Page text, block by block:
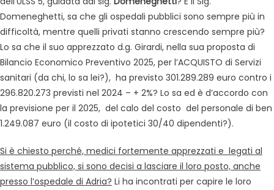
Domeneghetti, sa che gli ospedali pubblici sono sempre più in
difficoltà, mentre quelli privati stanno crescendo sempre più?
Lo sa che il suo apprezzato d.g. Girardi, nella sua proposta di
Bilancio Economico Preventivo 2025, per l’ACQUISTO di Servizi
sanitari (da chi, lo sa lei?), ha previsto 301.289.289 euro contro i
296.820.273 previsti nel 2024 – + 2%? Lo sa ed è d’accordo con
la previsione per il 2025, del calo del costo del personale di ben
1.249.087 euro (il costo di ipotetici 30/40 dipendenti?).
Si è chiesto perché, medici fortemente apprezzati e legati al
sistema pubblico, si sono decisi a lasciare il loro posto, anche
presso l’ospedale di Adria? Li ha incontrati per capire le loro